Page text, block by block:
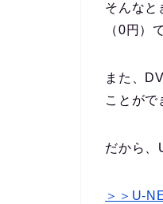
そんなと
（0円）
また、
ことがで
だから、
＞＞U-